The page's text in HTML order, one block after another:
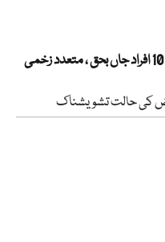
کی حالت تشویشناک